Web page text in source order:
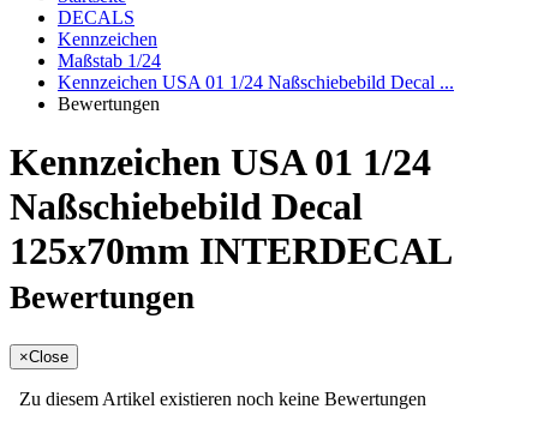
DECALS
Kennzeichen
Maßstab 1/24
Kennzeichen USA 01 1/24 Naßschiebebild Decal ...
Bewertungen
Kennzeichen USA 01 1/24
Naßschiebebild Decal
125x70mm INTERDECAL
Bewertungen
×Close
Zu diesem Artikel existieren noch keine Bewertungen